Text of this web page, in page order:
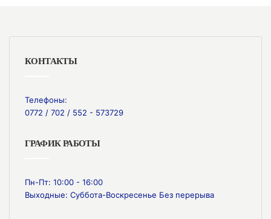
КОНТАКТЫ
Телефоны:
0772 / 702 / 552 - 573729
ГРАФИК РАБОТЫ
Пн-Пт: 10:00 - 16:00
Выходные: Суббота-Воскресенье Без перерыва